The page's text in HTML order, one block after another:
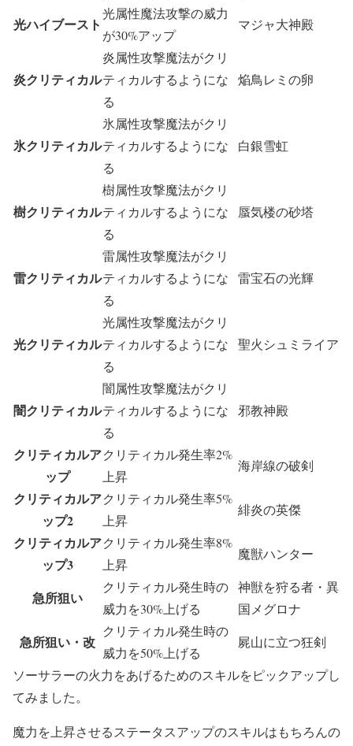
光ハイブースト
光属性魔法攻撃の威力
が30%アップ
マジャ大神殿
炎クリティカル
炎属性攻撃魔法がクリ
ティカルするようにな
る
焔鳥レミの卵
氷クリティカル
氷属性攻撃魔法がクリ
ティカルするようにな
る
白銀雪虹
樹クリティカル
樹属性攻撃魔法がクリ
ティカルするようにな
る
蜃気楼の砂塔
雷クリティカル
雷属性攻撃魔法がクリ
ティカルするようにな
る
雷宝石の光輝
光クリティカル
光属性攻撃魔法がクリ
ティカルするようにな
る
聖火シュミライア
闇クリティカル
闇属性攻撃魔法がクリ
ティカルするようにな
る
邪教神殿
クリティカルア
ップ
クリティカル発生率2%
上昇
海岸線の破剣
クリティカルア
ップ2
クリティカル発生率5%
上昇
緋炎の英傑
クリティカルア
ップ3
クリティカル発生率8%
上昇
魔獣ハンター
急所狙い
クリティカル発生時の
威力を30%上げる
神獣を狩る者・異
国メグロナ
急所狙い・改
クリティカル発生時の
威力を50%上げる
屍山に立つ狂剣
ソーサラーの火力をあげるためのスキルをピックアップし
てみました。
魔力を上昇させるステータスアップのスキルはもちろんの